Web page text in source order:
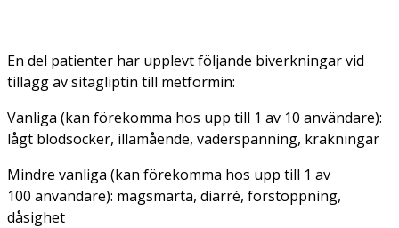
En del patienter har upplevt följande biverkningar vid
tillägg av sitagliptin till metformin:
Vanliga (kan förekomma hos upp till 1 av 10 användare):
lågt blodsocker, illamående, väderspänning, kräkningar
Mindre vanliga (kan förekomma hos upp till 1 av
100 användare): magsmärta, diarré, förstoppning,
dåsighet